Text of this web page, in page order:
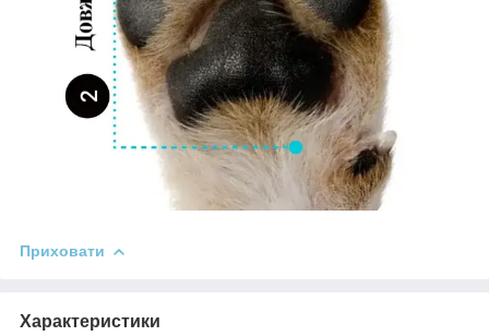
Приховати
Характеристики